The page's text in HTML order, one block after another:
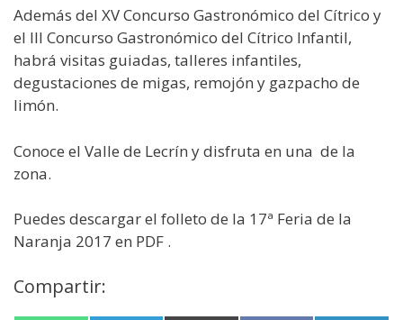
Además del XV Concurso Gastronómico del Cítrico y
el III Concurso Gastronómico del Cítrico Infantil,
habrá visitas guiadas, talleres infantiles,
degustaciones de migas, remojón y gazpacho de
limón.
Conoce el Valle de Lecrín y disfruta en una de la
zona.
Puedes descargar el folleto de la 17ª Feria de la
Naranja 2017 en PDF .
Compartir: